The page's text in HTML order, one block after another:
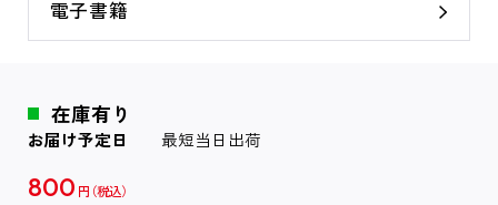
電子書籍
在庫有り
お届け予定日 最短当日出荷
800 円